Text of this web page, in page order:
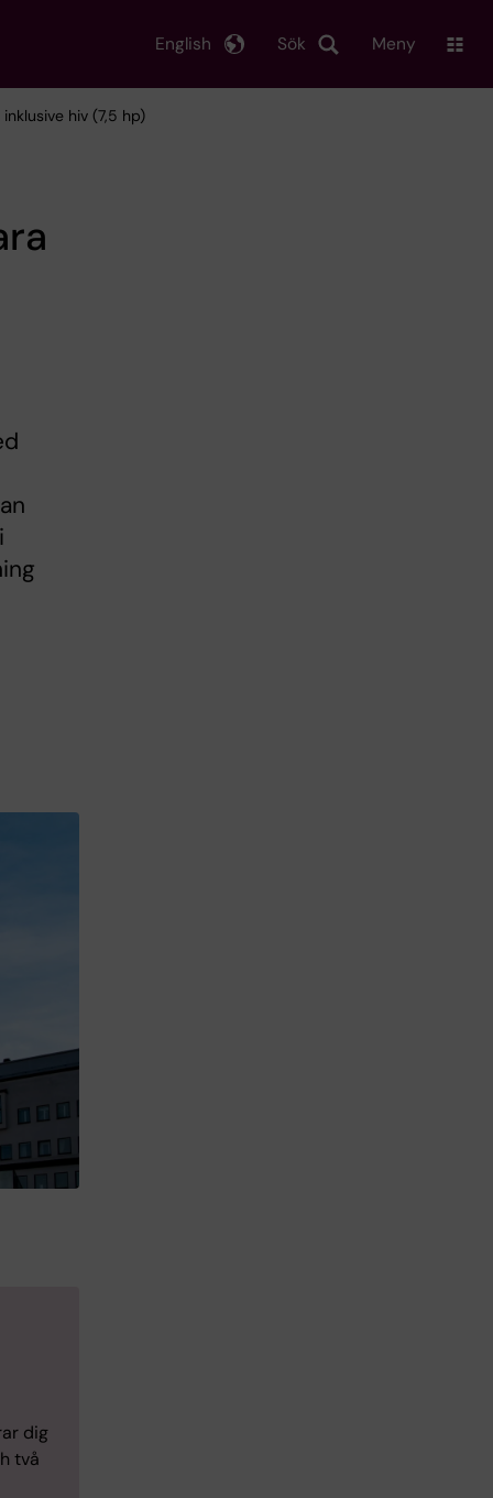
Sök
English Meny
hiv (7,5 hp)
dig
två